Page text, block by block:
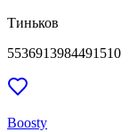
Тиньков
5536913984491510
Boosty